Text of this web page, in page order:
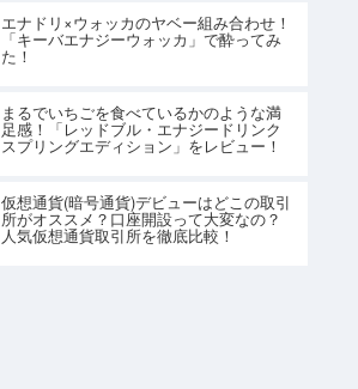
エナドリ×ウォッカのヤベー組み合わせ！
「キーバエナジーウォッカ」で酔ってみ
た！
まるでいちごを食べているかのような満
足感！「レッドブル・エナジードリンク
スプリングエディション」をレビュー！
仮想通貨(暗号通貨)デビューはどこの取引
所がオススメ？口座開設って大変なの？
人気仮想通貨取引所を徹底比較！